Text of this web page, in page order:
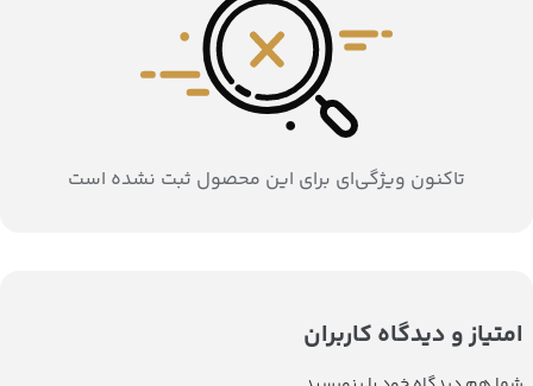
تاکنون ویژگی‌ای برای این محصول ثبت نشده است
امتیاز و دیدگاه کاربران